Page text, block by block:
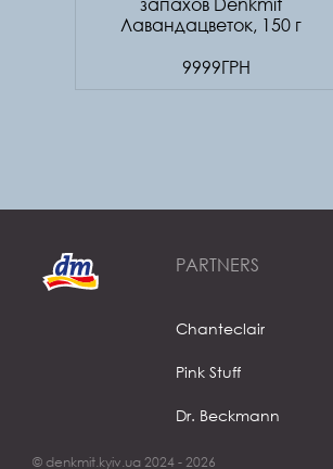
Лавандацветок, 150 г
9999ГРН
PARTNERS
Chanteclair
Pink Stuff
Dr. Beckmann
© denkmit.kyiv.ua 2024 - 2026